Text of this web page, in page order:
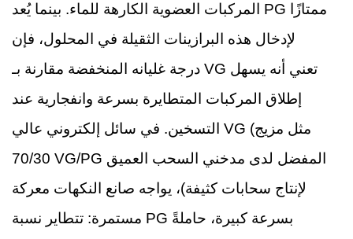
المركبات العضوية الكارهة للماء. بينما يُعد PG ممتازًا
لإدخال هذه البرازينات الثقيلة في المحلول، فإن
درجة غليانه المنخفضة مقارنة بـ VG تعني أنه يسهل
إطلاق المركبات المتطايرة بسرعة وانفجارية عند
التسخين. في سائل إلكتروني عالي VG (مثل مزيج
70/30 VG/PG المفضل لدى مدخني السحب العميق
لإنتاج سحابات كثيفة)، يواجه صانع النكهات معركة
مستمرة: تتطاير نسبة PG بسرعة كبيرة، حاملةً